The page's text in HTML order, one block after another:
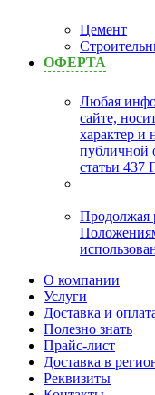
Цемент
ОФЕРТА
Любая
сайте,
характер и
публичной
статьи
Продолжая
О компании
Услуги
Доставка и
Полезно знать
Прайс-лист
Доставка в
Реквизиты